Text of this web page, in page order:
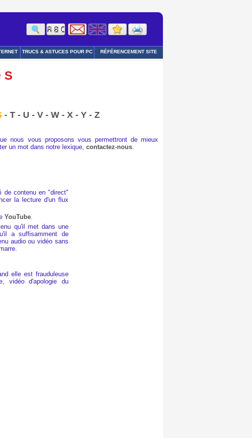
TRUCS & ASTUCES POUR PC RÉFÉRENCEMENT SITE
S
- T- U - V- W- X- Y- Z
nous vous proposons vous permettront de mieux
un mot dans notre lexique, contactez-nous.
de contenu en "direct"
la lecture d'un flux
YouTube.
qu'il met dans une
a suffisamment de
audio ou vidéo sans
elle est frauduleuse
vidéo d'apologie du